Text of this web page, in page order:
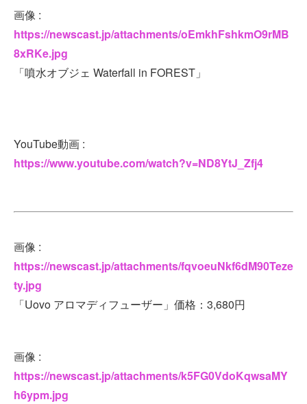
画像 :
https://newscast.jp/attachments/oEmkhFshkmO9rMB
8xRKe.jpg
「噴水オブジェ Waterfall in FOREST」
YouTube動画 :
https://www.youtube.com/watch?v=ND8YtJ_Zfj4
画像 :
https://newscast.jp/attachments/fqvoeuNkf6dM90Teze
ty.jpg
「Uovo アロマディフューザー」価格：3,680円
画像 :
https://newscast.jp/attachments/k5FG0VdoKqwsaMY
h6ypm.jpg